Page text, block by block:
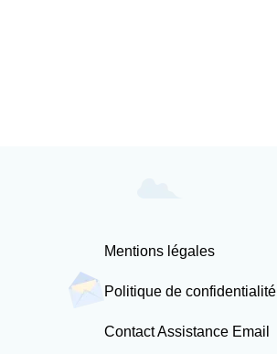
Mentions légales
Politique de confidentialité
Contact Assistance Email